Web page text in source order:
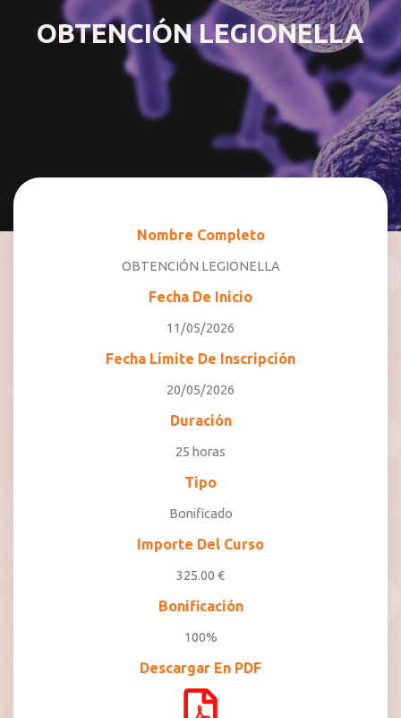
OBTENCIÓN LEGIONELLA
Nombre Completo
OBTENCIÓN LEGIONELLA
Fecha De Inicio
11/05/2026
Fecha Límite De Inscripción
20/05/2026
Duración
25 horas
Tipo
Bonificado
Importe Del Curso
325.00 €
Bonificación
100%
Descargar En PDF